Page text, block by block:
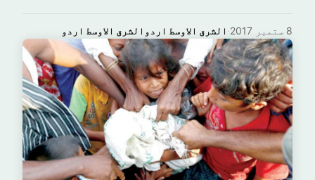
الشرق الاوسط اردوالشرق الاوسط اردو · 8 ستمبر 2017